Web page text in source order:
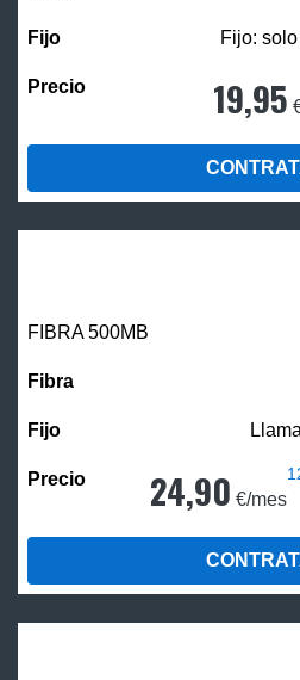
Fijo:
19,95
FIBRA500MB
24,90 €/mes